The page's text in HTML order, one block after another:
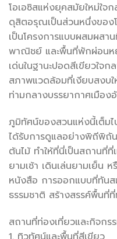
โอเอซิสแห่งยุคสมัยใหม่ใจ
ดุสิตอรุณเป็นส่วนหนึ่งของ
เป็นโครงการแบบผสมผส
พาณิชย์ และพื้นที่พักผ่อนห
เด่นในฐานะปอดสีเขียวใจ
สภาพแวดล้อมที่เงียบสงบ
ท่ามกลางบรรยากาศเมือ
ภูมิทัศน์ของสวนแห่งนี้เต็ม
ได้รับการดูแลอย่างพิถีพิถัน
ต้นไม้ ทำให้ที่นี่เป็นสถานที่
ยามเช้า เดินเล่นยามเย็น
หนังสือ การออกแบบที่ทัน
ธรรมชาติ สร้างสรรค์พื้นที่
สถานที่ท่องเที่ยวและกิจกร